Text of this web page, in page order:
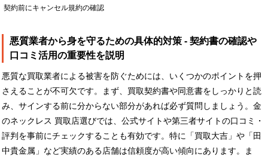
契約前にキャンセル規約の確認
悪質業者から身を守るための具体的対策 - 契約書の確認や
口コミ活用の重要性を説明
悪質な買取業者による被害を防ぐためには、いくつかのポイントを押
さえることが不可欠です。まず、買取契約書や同意書をしっかりと読
み、サインする前に分からない部分があれば必ず質問しましょう。金
のネックレス 買取店選びでは、公式サイトや第三者サイトの口コミ・
評判を事前にチェックすることも有効です。特に「買取大吉」や「田
中貴金属」など実績のある店舗は信頼度が高い傾向にあります。ま